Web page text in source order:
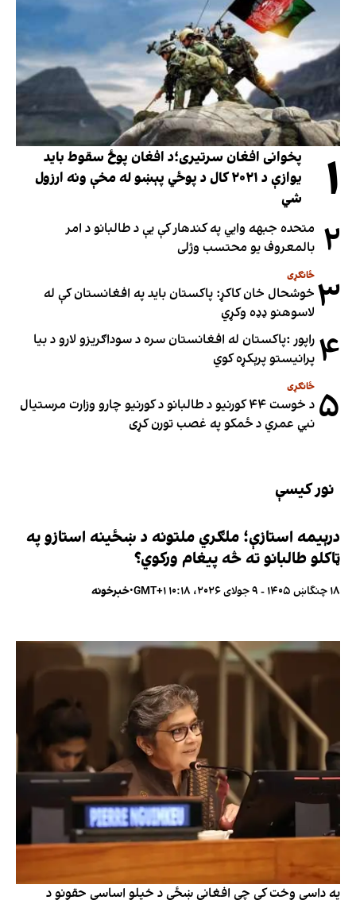
۱
پخوانی افغان سرتیری؛د افغان پوځ سقوط باید
یوازې د ۲۰۲۱ کال د پوځي پېښو له مخې ونه ارزول
شي
۲ متحده جبهه وايي په کندهار کې یې د طالبانو د امر
بالمعروف یو محتسب وژلی
۳ ځانګړی
خوشحال خان کاکړ: پاکستان بايد په افغانستان کې له
لاسوهنو ډډه وکړي
۴ راپور :پاکستان له افغانستان سره د سوداګریزو لارو د بیا
پرانیستو پرېکړه کوي
۵ ځانګړی
د خوست ۴۴ کورنیو د طالبانو د کورنیو چارو وزارت مرستیال
نبي عمري د ځمکو په غصب تورن کړی
نور کیسې
درېیمه استازې؛ ملګري ملتونه د ښځینه استازو په
ټاکلو طالبانو ته څه پیغام ورکوي؟
۱۸ چنگاښ ۱۴۰۵ - ۹ جولای ۲۰۲۶، ۱۰:۱۸ GMT+۱ •خبرخونه
په داسې وخت کې چې افغانې ښځې د خپلو اساسي حقونو د